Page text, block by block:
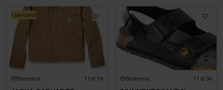
Bromma 11d 1h
Oanvänd
Bromma 11d 3h